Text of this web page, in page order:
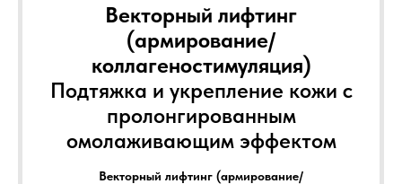
Векторный лифтинг
(армирование/
коллагеностимуляция)
Подтяжка и укрепление кожи с
пролонгированным
омолаживающим эффектом
Векторный лифтинг (армирование/